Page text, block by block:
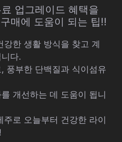
업그레이드 혜택을
매에 도움이 되는 팁!!
강한 생활 방식을 찾고 계
다.
풍부한 단백질과 식이섬유
개선하는 데 도움이 됩니
로 오늘부터 건강한 라이